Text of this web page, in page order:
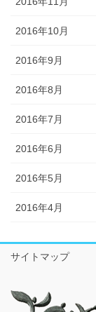
2016年10月
2016年9月
2016年8月
2016年7月
2016年6月
2016年5月
2016年4月
サイトマップ